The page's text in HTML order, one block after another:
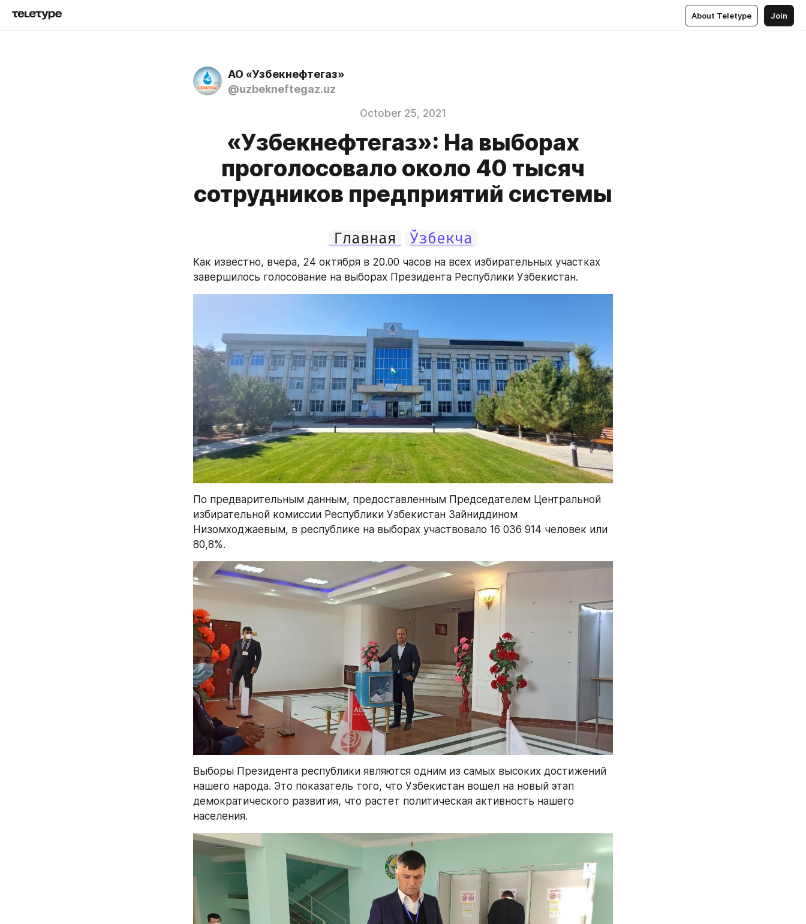
About Teletype Join
АО «Узбекнефтегаз»
@uzbekneftegaz.uz
October 25, 2021
«Узбекнефтегаз»: На выборах
проголосовало около 40 тысяч
сотрудников предприятий системы
Главная Ўзбекча
Как известно, вчера, 24 октября в 20.00 часов на всех избирательных участках
завершилось голосование на выборах Президента Республики Узбекистан.
По предварительным данным, предоставленным Председателем Центральной
избирательной комиссии Республики Узбекистан Зайниддином
Низомходжаевым, в республике на выборах участвовало 16 036 914 человек или
80,8%.
Выборы Президента республики являются одним из самых высоких достижений
нашего народа. Это показатель того, что Узбекистан вошел на новый этап
демократического развития, что растет политическая активность нашего
населения.